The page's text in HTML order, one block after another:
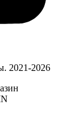
2021-2026